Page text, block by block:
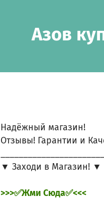
Азов
Надёжный магазин!
Отзывы! Гарантии и
▼ Заходи в Магазин! ▼
>>>✅Жми Сюда✅<<<